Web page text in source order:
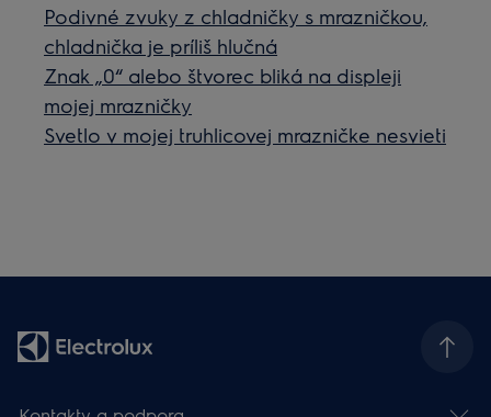
Podivné zvuky z chladničky s mrazničkou,
chladnička je príliš hlučná
Znak „0“ alebo štvorec bliká na displeji
mojej mrazničky
Svetlo v mojej truhlicovej mrazničke nesvieti